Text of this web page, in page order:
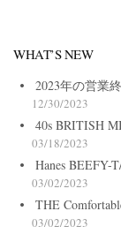
WHAT’S NEW
2023年の営業
12/30/2023
40s BRITISH
03/18/2023
Hanes BEEFY-
03/02/2023
THE
03/02/2023